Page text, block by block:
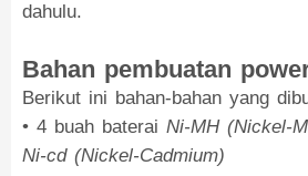
dahulu.
Bahan pembuatan
Berikut ini bahan-bahan yang
• 4 buah baterai Ni-MH (Nickel-
Ni-cd (Nickel-Cadmium)